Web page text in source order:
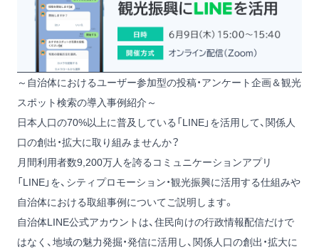
～自治体におけるユーザー参加型の投稿・アンケート企画＆観光
スポット検索の導入事例紹介～
日本人口の70%以上に普及している「LINE」を活用して、関係人
口の創出・拡大に取り組みませんか？
月間利用者数9,200万人を誇るコミュニケーションアプリ
「LINE」を、シティプロモーション・観光振興に活用する仕組みや
自治体における取組事例についてご説明します。
自治体LINE公式アカウントは、住民向けの行政情報配信だけで
はなく、地域の魅力発掘・発信に活用し、関係人口の創出・拡大に